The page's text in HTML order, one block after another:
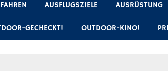
AUSFLUGSZIELE AUSRÜSTUNG
GECHECKT! OUTDOOR-KINO!